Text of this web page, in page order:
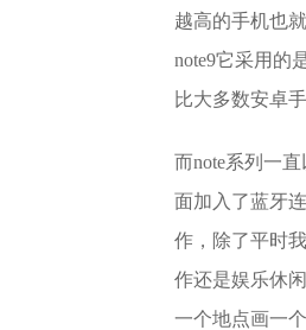
越高的手机也
note9它采用的
比大多数安卓
而note系列一
面加入了蓝牙
作，除了平时
作还是娱乐休
一个地点画一